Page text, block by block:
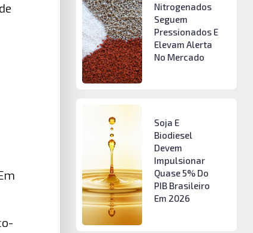
Nitrogenados
Seguem
Pressionados E
Elevam Alerta
No Mercado
Soja E
Biodiesel
Devem
Impulsionar
Quase 5% Do
PIB Brasileiro
Em 2026